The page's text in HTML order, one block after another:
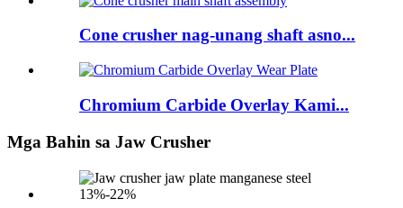
Cone crusher nag-unang shaft asno...
Chromium Carbide Overlay Kami...
Mga Bahin sa Jaw Crusher